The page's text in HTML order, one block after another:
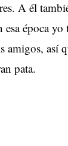
A él
época yo
amigos, así
pata.